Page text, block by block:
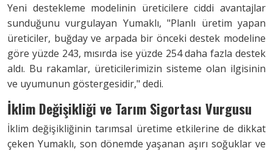
Yeni destekleme modelinin üreticilere ciddi avantajlar
sunduğunu vurgulayan Yumaklı, "Planlı üretim yapan
üreticiler, buğday ve arpada bir önceki destek modeline
göre yüzde 243, mısırda ise yüzde 254 daha fazla destek
aldı. Bu rakamlar, üreticilerimizin sisteme olan ilgisinin
ve uyumunun göstergesidir," dedi.
İklim Değişikliği ve Tarım Sigortası Vurgusu
İklim değişikliğinin tarımsal üretime etkilerine de dikkat
çeken Yumaklı, son dönemde yaşanan aşırı soğuklar ve